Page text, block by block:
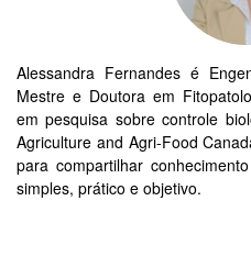
Alessandra Fernandes é
Mestre e Doutora em
em pesquisa sobre controle
Agriculture and Agri-Food
para compartilhar
simples, prático e objetivo.